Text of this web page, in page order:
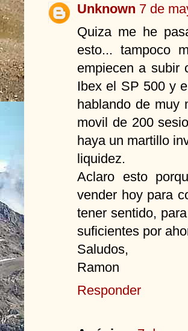
Unknown 7 de
Quiza me he
esto... tampoco
empiecen a subir
Ibex el SP 500 y
hablando de muy
movil de 200
haya un martillo
liquidez.
Aclaro esto
vender hoy para
tener sentido,
suficientes por
Saludos,
Ramon
Responder